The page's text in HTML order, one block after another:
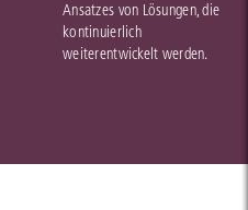
Ansatzes von Lösungen, die
kontinuierlich
weiterentwickelt werden.